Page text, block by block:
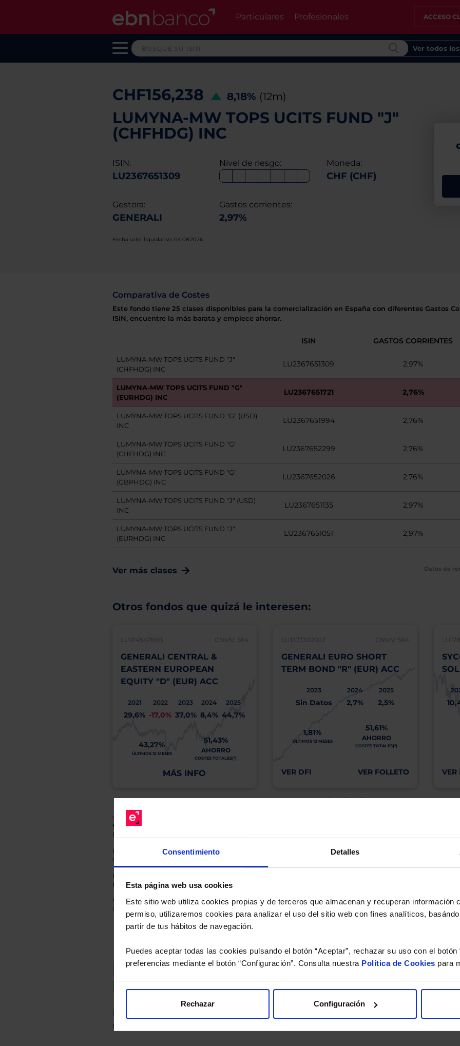
Consentimiento Detalles
Esta página web usa cookies
Este sitio web utiliza cookies propias y de terceros que almacenan y recuperan información
permiso, utilizaremos cookies para analizar el uso del sitio web con fines analíticos,
partir de tus hábitos de navegación.
Puedes aceptar todas las cookies pulsando el botón “Aceptar”, rechazar su uso con el botón
preferencias mediante el botón “Configuración”. Consulta nuestra Política de Cookies para
Rechazar Configuración
Particulares Profesionales ACCESO
Ver todos
CHF156,238 8,18% (12m)
LUMYNA-MW TOPS UCITS FUND "J"
(CHFHDG) INC
ISIN:
LU2367651309
Nivel de riesgo: Moneda:
CHF (CHF)
Gestora:
GENERALI
Gastos corrientes:
2,97%
Fecha valor liquidativo: 04.08.2026
Comparativa de Costes
Este fondo tiene 25 clases disponibles para la comercialización en España con diferentes Gastos
ISIN, encuentre la más barata y empiece ahorrar.
ISIN GASTOS CORRIENTES
LUMYNA-MW TOPS UCITS FUND "J"
(CHFHDG) INC
LU2367651309 2,97%
LUMYNA-MW TOPS UCITS FUND "G"
(EURHDG) INC
LU2367651721 2,76%
LUMYNA-MW TOPS UCITS FUND "G" (USD)
INC
LU2367651994 2,76%
LUMYNA-MW TOPS UCITS FUND "G"
(CHFHDG) INC
LU2367652299 2,76%
LUMYNA-MW TOPS UCITS FUND "G"
(GBPHDG) INC
LU2367652026 2,76%
LUMYNA-MW TOPS UCITS FUND "J" (USD)
INC
LU2367651135 2,97%
LUMYNA-MW TOPS UCITS FUND "J"
(EURHDG) INC
LU2367651051 2,97%
Ver más clases Datos de
Otros fondos que quizá le interesen:
LU0145471693 CNMV: 564
GENERALI CENTRAL &
EASTERN EUROPEAN
EQUITY "D" (EUR) ACC
2021
29,6%
2022
-17,0%
2023
37,0%
2024
8,4%
2025
44,7%
43,27%
ÚLTIMOS 12 MESES
51,43%
AHORRO
COSTES TOTALES(*)
MÁS INFO
LU1373302022 CNMV: 564
GENERALI EURO SHORT
TERM BOND "R" (EUR) ACC
2023
Sin Datos
2024
2,7%
2025
2,5%
1,81%
ÚLTIMOS 12 MESES
51,61%
AHORRO
COSTES TOTALES(*)
VER DFI VER FOLLETO VER
Y recuerde que toda inversión conlleva riesgos, incluida la ausencia de rentabilidad y/o la pérdida del principal invertido. El
fluctuaciones del mercado, sin que rentabilidades pasadas garanticen resultados en el futuro ni sean indicativas de
El Grupo EBN no puede garantizar que cualquier capital invertido mantendrá o aumentará su valor.
En cada una de las fichas de nuestros Fondos de Inversión tiene a su disposición información completa y relativa a dicho
Gestora y la entidad depositaria del mismo y sobre el Folleto (clicando en «ver informe») y el DFI (clicando en «ver ficha»).
Esto es una comunicación publicitaria. EBN no está recomendando la compra de estos Fondos en concreto. Consulte el
para el inversor antes de tomar una decisión final de inversión. El Cliente es responsable de las decisiones de inversión que
Los datos de rentabilidad mostrados hacen referencia a los Valores Liquidativos del Fondo al cierre de la última sesión, y se
anterior a Valor Liquidativo actual con reinversión de dividendos si el fondo es de reparto. Todas las rentabilidades mostradas
Recomendado.
Le hacemos un estudio gratuito de su
Descárguese el archivo
de sus alternativas de Clases Limpias con las que podrá ahorrar en sus costes.